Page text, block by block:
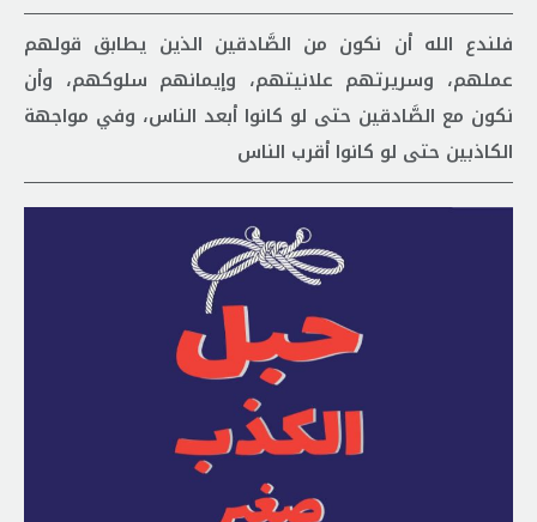
فلندع الله أن نكون من الصَّادقين الذين يطابق قولهم
عملهم، وسريرتهم علانيتهم، وإيمانهم سلوكهم، وأن
نكون مع الصَّادقين حتى لو كانوا أبعد الناس، وفي مواجهة
الكاذبين حتى لو كانوا أقرب الناس